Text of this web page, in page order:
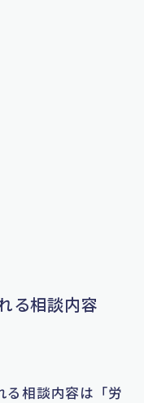
る相談内容
る相談内容は「労